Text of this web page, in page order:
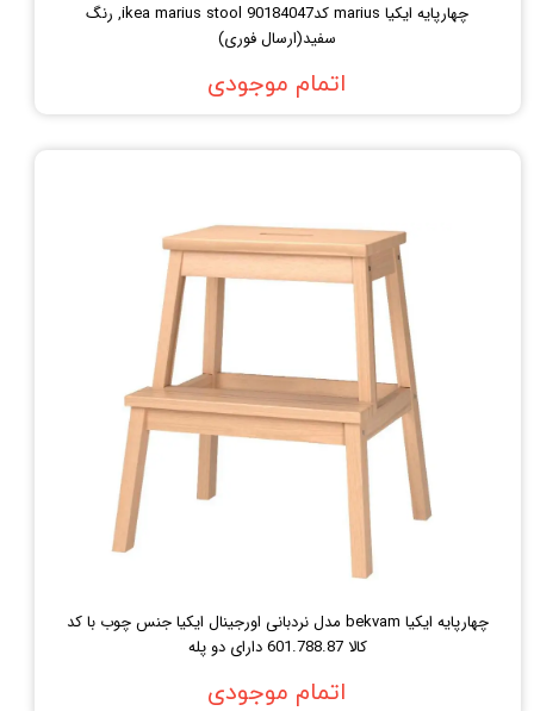
چهارپایه ایکیا marius کد90184047 ikea marius stool, رنگ
سفید(ارسال فوری)
اتمام موجودی
چهارپایه ایکیا bekvam مدل نردبانی اورجینال ایکیا جنس چوب با کد
کالا 601.788.87 دارای ‌دو پله
اتمام موجودی